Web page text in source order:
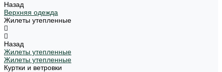
Назад
Верхняя одежда
Жилеты утепленные
Назад
Жилеты утепленные
Жилеты утепленные
Куртки и ветровки